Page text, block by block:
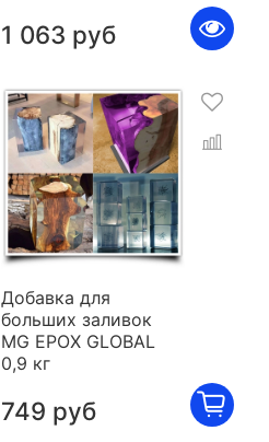
1 063 руб
Добавка для
больших заливок
MG EPOX GLOBAL
0,9 кг
749 руб